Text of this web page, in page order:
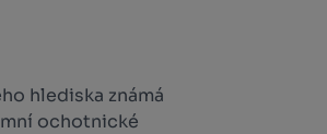
hlediska známá
ochotnické